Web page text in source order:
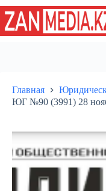
Перейти
сути
Главная
ЮГ №90 (3991) 28